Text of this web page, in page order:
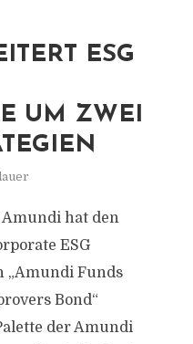
ESG
UM ZWEI
hat den
ESG
„Amundi Funds
Bond“
der Amundi